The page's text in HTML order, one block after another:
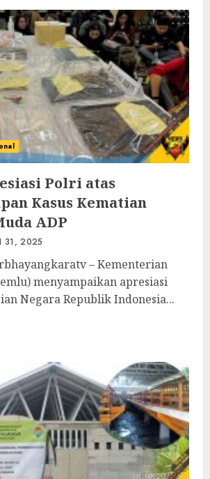
Polri atas
Kasus Kematian
ADP
31, 2025
– Kementerian
menyampaikan apresiasi
Negara Republik Indonesia...